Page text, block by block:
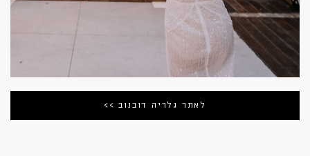
לאתר גלריה דובנוב >>